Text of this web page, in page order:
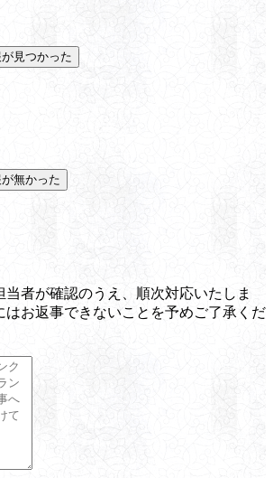
見つかった
無かった
当者が確認のうえ、順次対応いたしま
はお返事できないことを予めご了承くだ